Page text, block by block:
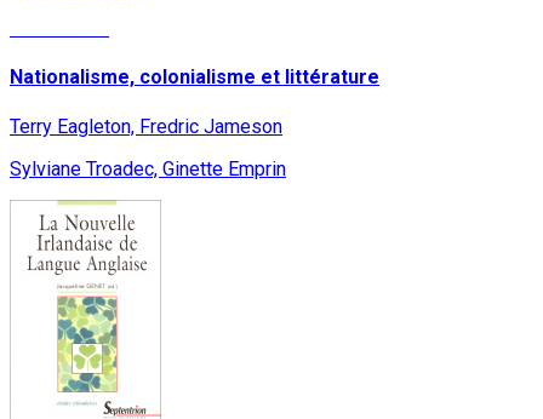
Nationalisme, colonialisme et littérature
Terry Eagleton, Fredric Jameson
Sylviane Troadec, Ginette Emprin